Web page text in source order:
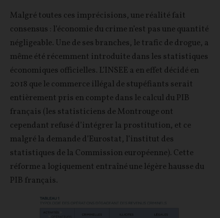
Malgré toutes ces imprécisions, une réalité fait
consensus : l’économie du crime n’est pas une quantité
négligeable. Une de ses branches, le trafic de drogue, a
même été récemment introduite dans les statistiques
économiques officielles. L’INSEE a en effet décidé en
2018 que le commerce illégal de stupéfiants serait
entièrement pris en compte dans le calcul du PIB
français (les statisticiens de Montrouge ont
cependant refusé d’intégrer la prostitution, et ce
malgré la demande d’Eurostat, l’institut des
statistiques de la Commission européenne). Cette
réforme a logiquement entraîné une légère hausse du
PIB français.